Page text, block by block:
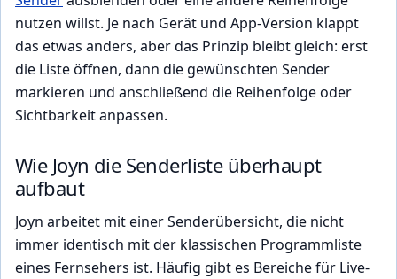
nutzen willst. Je nach Gerät und App-Version klappt
das etwas anders, aber das Prinzip bleibt gleich: erst
die Liste öffnen, dann die gewünschten Sender
markieren und anschließend die Reihenfolge oder
Sichtbarkeit anpassen.
Wie Joyn die Senderliste überhaupt
aufbaut
Joyn arbeitet mit einer Senderübersicht, die nicht
immer identisch mit der klassischen Programmliste
eines Fernsehers ist. Häufig gibt es Bereiche für Live-